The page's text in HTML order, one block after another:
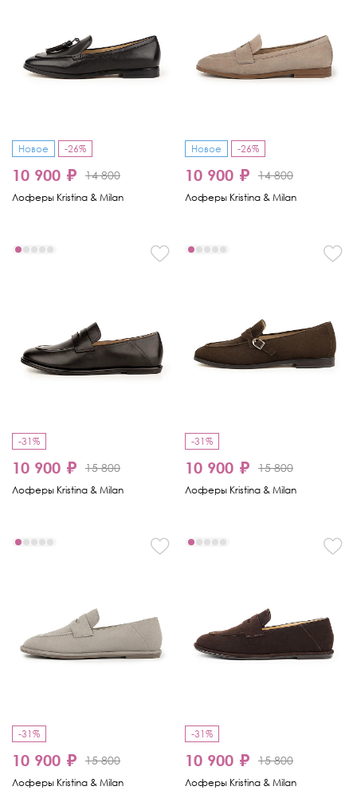
Новое -26%
10 900 ₽ 14 800
Лоферы Kristina & Milan
Новое -26%
10 900 ₽ 14 800
Лоферы Kristina & Milan
-31%
10 900 ₽ 15 800
Лоферы Kristina & Milan
-31%
10 900 ₽ 15 800
Лоферы Kristina & Milan
-31%
10 900 ₽ 15 800
Лоферы Kristina & Milan
-31%
10 900 ₽ 15 800
Лоферы Kristina & Milan